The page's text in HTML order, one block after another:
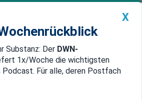
DWN: Geldanlage Premium
DWN-Magazin China
X
Substanz: Der DWN-
1x/Woche die wichtigsten
Für alle, deren Postfach